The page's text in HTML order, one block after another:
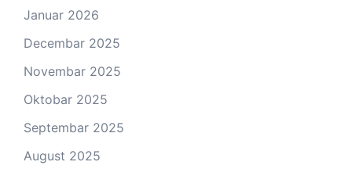
Januar 2026
Decembar 2025
Novembar 2025
Oktobar 2025
Septembar 2025
August 2025